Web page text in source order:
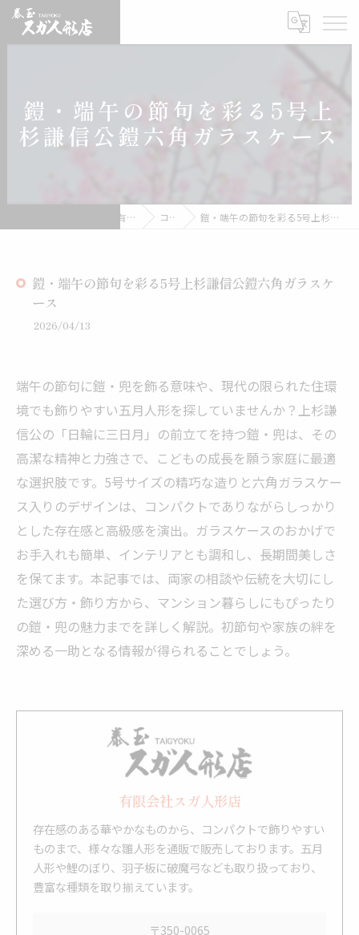
鎧・端午の節句を彩る5号上
杉謙信公鎧六角ガラスケース
雛人形の通販なら有限会社スガ人形店 コラム 鎧・端午の節句を彩る5号上杉謙信公鎧六角ガラスケース
鎧・端午の節句を彩る5号上杉謙信公鎧六角ガラスケ
ース
2026/04/13
端午の節句に鎧・兜を飾る意味や、現代の限られた住環
境でも飾りやすい五月人形を探していませんか？上杉謙
信公の「日輪に三日月」の前立てを持つ鎧・兜は、その
高潔な精神と力強さで、こどもの成長を願う家庭に最適
な選択肢です。5号サイズの精巧な造りと六角ガラスケー
ス入りのデザインは、コンパクトでありながらしっかり
とした存在感と高級感を演出。ガラスケースのおかげで
お手入れも簡単、インテリアとも調和し、長期間美しさ
を保てます。本記事では、両家の相談や伝統を大切にし
た選び方・飾り方から、マンション暮らしにもぴったり
の鎧・兜の魅力までを詳しく解説。初節句や家族の絆を
深める一助となる情報が得られることでしょう。
有限会社スガ人形店
存在感のある華やかなものから、コンパクトで飾りやすい
ものまで、様々な雛人形を通販で販売しております。五月
人形や鯉のぼり、羽子板に破魔弓なども取り扱っており、
豊富な種類を取り揃えています。
〒350-0065